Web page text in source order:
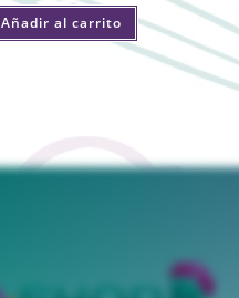
Añadir al carrito